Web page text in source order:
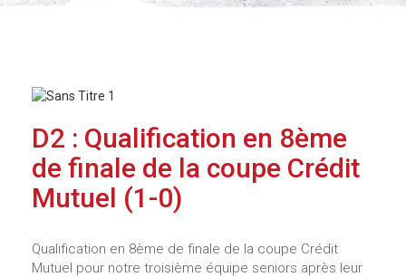
D2 : Qualification en 8ème
de finale de la coupe Crédit
Mutuel (1-0)
Qualification en 8ème de finale de la coupe Crédit
Mutuel pour notre troisième équipe seniors après leur